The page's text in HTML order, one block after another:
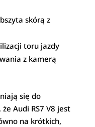
skórą z
toru jazdy
z kamerą
się do
Audi RS7 V8 jest
na krótkich,